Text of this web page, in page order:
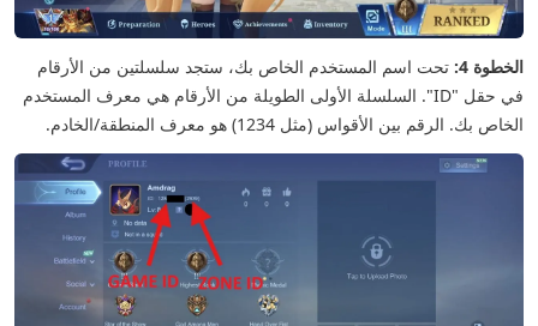
الخطوة 4:
تحت اسم المستخدم الخاص بك، ستجد سلسلتين من الأرقام
في حقل "ID". السلسلة الأولى الطويلة من الأرقام هي معرف المستخدم
الخاص بك. الرقم بين الأقواس (مثل 1234) هو معرف المنطقة/الخادم.